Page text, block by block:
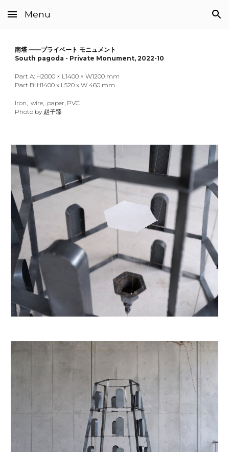
Skip to main content Skip to navigation
Menu
南塔 ——プライベート モニュメント
South pagoda - Private Monument, 2022-10
Part A: H2000 × L1400 ×W1200 mm
Part B: H1400 x L520 x W 460 mm
Iron, wire, paper, PVC
Photo by 赵子臻